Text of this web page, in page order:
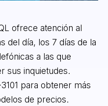
ofrece atención al
del día, los 7 días de la
a las que
sus inquietudes.
para obtener más
de precios.